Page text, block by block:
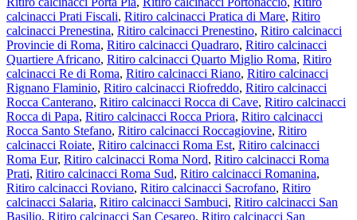
calcinacci Prati Fiscali, Ritiro calcinacci Pratica di Mare, Ritiro
calcinacci Prenestina, Ritiro calcinacci Prenestino, Ritiro calcinacci
Provincie di Roma, Ritiro calcinacci Quadraro, Ritiro calcinacci
Quartiere Africano, Ritiro calcinacci Quarto Miglio Roma, Ritiro
calcinacci Re di Roma, Ritiro calcinacci Riano, Ritiro calcinacci
Rignano Flaminio, Ritiro calcinacci Riofreddo, Ritiro calcinacci
Rocca Canterano, Ritiro calcinacci Rocca di Cave, Ritiro calcinacci
Rocca di Papa, Ritiro calcinacci Rocca Priora, Ritiro calcinacci
Rocca Santo Stefano, Ritiro calcinacci Roccagiovine, Ritiro
calcinacci Roiate, Ritiro calcinacci Roma Est, Ritiro calcinacci
Roma Eur, Ritiro calcinacci Roma Nord, Ritiro calcinacci Roma
Prati, Ritiro calcinacci Roma Sud, Ritiro calcinacci Romanina,
Ritiro calcinacci Roviano, Ritiro calcinacci Sacrofano, Ritiro
calcinacci Salaria, Ritiro calcinacci Sambuci, Ritiro calcinacci San
Basilio, Ritiro calcinacci San Cesareo, Ritiro calcinacci San